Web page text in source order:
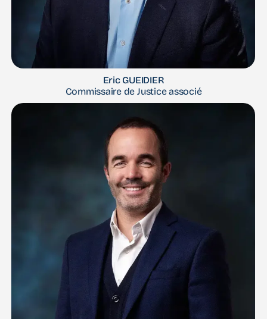
Eric GUEIDIER
Commissaire de Justice associé